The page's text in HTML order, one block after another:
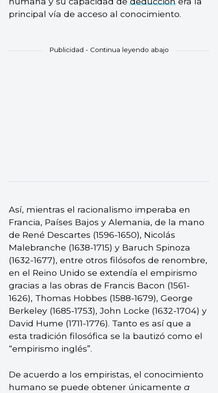
principal vía de acceso al conocimiento.
Así, mientras el racionalismo imperaba en
Francia, Países Bajos y Alemania, de la mano
de René Descartes (1596-1650), Nicolás
Malebranche (1638-1715) y Baruch Spinoza
(1632-1677), entre otros filósofos de renombre,
en el Reino Unido se extendía el empirismo
gracias a las obras de Francis Bacon (1561-
1626), Thomas Hobbes (1588-1679), George
Berkeley (1685-1753), John Locke (1632-1704) y
David Hume (1711-1776). Tanto es así que a
esta tradición filosófica se la bautizó como el
“empirismo inglés”.
De acuerdo a los empiristas, el conocimiento
humano se puede obtener únicamente a